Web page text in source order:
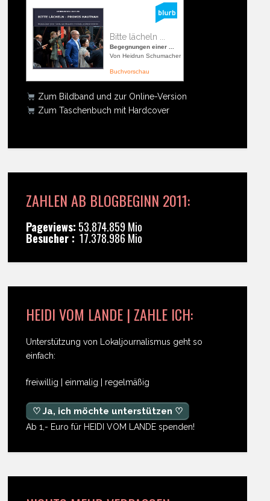
Bitte lächeln ...
Begegnungen einer ...
Von Heidrun Schumacher
Buchvorschau
Zum Bildband und zur Online-Version
Zum Taschenbuch mit Hardcover
ZAHLEN AB BLOGBEGINN 2011:
Pageviews: 53.874.859 Mio
Besucher : 17.378.986 Mio
HEIDI VOM LANDE | ZAHLE ICH:
Unterstützung von Lokaljournalismus geht so
einfach:
freiwillig | einmalig | regelmäßig
♡ Ja, ich möchte unterstützen ♡
Ab 1,- Euro für HEIDI VOM LANDE spenden!